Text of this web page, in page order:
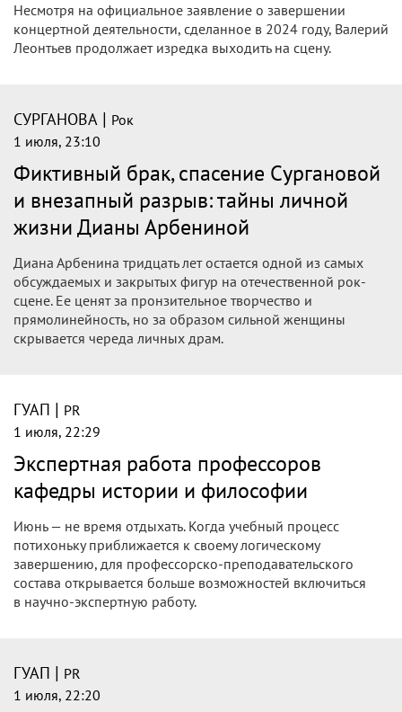
Несмотря на официальное заявление о завершении
концертной деятельности, сделанное в 2024 году, Валерий
Леонтьев продолжает изредка выходить на сцену.
СУРГАНОВА | Рок
1 июля, 23:10
Фиктивный брак, спасение Сургановой
и внезапный разрыв: тайны личной
жизни Дианы Арбениной
Диана Арбенина тридцать лет остается одной из самых
обсуждаемых и закрытых фигур на отечественной рок-
сцене. Ее ценят за пронзительное творчество и
прямолинейность, но за образом сильной женщины
скрывается череда личных драм.
ГУАП | PR
1 июля, 22:29
Экспертная работа профессоров
кафедры истории и философии
Июнь — не время отдыхать. Когда учебный процесс
потихоньку приближается к своему логическому
завершению, для профессорско-преподавательского
состава открывается больше возможностей включиться
в научно-экспертную работу.
ГУАП | PR
1 июля, 22:20